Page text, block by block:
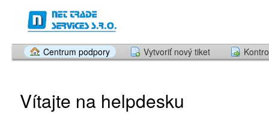
Centrum podpory Vytvoriť nový tiket
Vítajte na helpdesku